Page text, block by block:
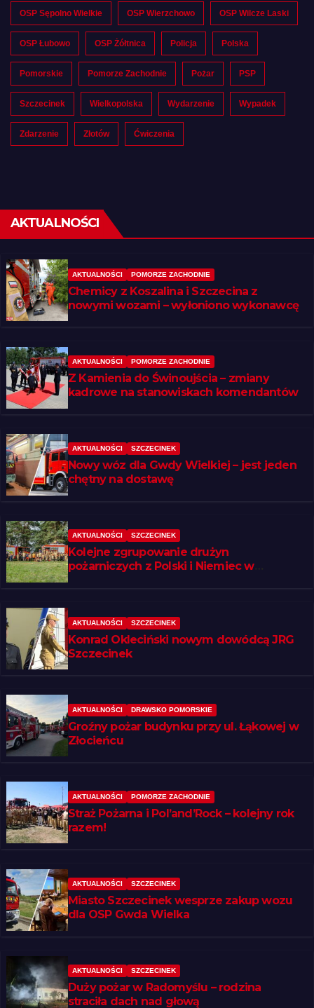
OSP Sępolno Wielkie OSP Wierzchowo OSP Wilcze Laski
OSP Łubowo OSP Żółtnica Policja Polska
Pomorskie Pomorze Zachodnie Pożar PSP
Szczecinek Wielkopolska Wydarzenie Wypadek
Zdarzenie Złotów Ćwiczenia
AKTUALNOŚCI
AKTUALNOŚCI POMORZE ZACHODNIE
Chemicy z Koszalina i Szczecina z
nowymi wozami – wyłoniono wykonawcę
AKTUALNOŚCI POMORZE ZACHODNIE
Z Kamienia do Świnoujścia – zmiany
kadrowe na stanowiskach komendantów
AKTUALNOŚCI SZCZECINEK
Nowy wóz dla Gwdy Wielkiej – jest jeden
chętny na dostawę
AKTUALNOŚCI SZCZECINEK
Kolejne zgrupowanie drużyn
pożarniczych z Polski i Niemiec w
AKTUALNOŚCI SZCZECINEK
Konrad Okleciński nowym dowódcą JRG
Szczecinek
AKTUALNOŚCI DRAWSKO POMORSKIE
Groźny pożar budynku przy ul. Łąkowej w
Złocieńcu
AKTUALNOŚCI POMORZE ZACHODNIE
Straż Pożarna i Pol’and’Rock – kolejny rok
razem!
AKTUALNOŚCI SZCZECINEK
Miasto Szczecinek wesprze zakup wozu
dla OSP Gwda Wielka
AKTUALNOŚCI SZCZECINEK
Duży pożar w Radomyślu – rodzina
straciła dach nad głową